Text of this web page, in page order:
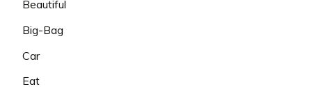
Beautiful
Big-Bag
Car
Eat